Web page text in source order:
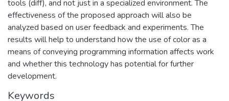
tools (diff), and not just in a specialized environment. The
effectiveness of the proposed approach will also be
analyzed based on user feedback and experiments. The
results will help to understand how the use of color as a
means of conveying programming information affects work
and whether this technology has potential for further
development.
Keywords